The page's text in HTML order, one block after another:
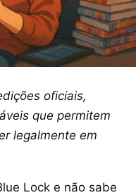
oficiais,
que permitem
legalmente em
Lock e não sabe